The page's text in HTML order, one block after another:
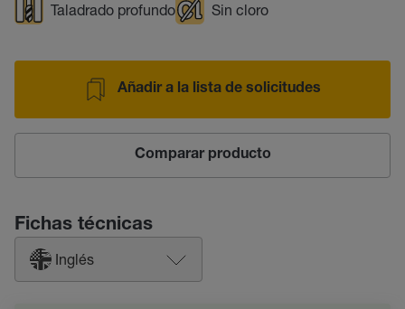
Taladrado profundo
Sin cloro
Añadir a la lista de solicitudes
Comparar producto
Fichas técnicas
Inglés